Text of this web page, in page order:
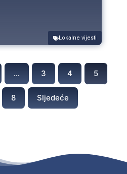
Lokalne vijesti
… 3 4 5
8 Sljedeće